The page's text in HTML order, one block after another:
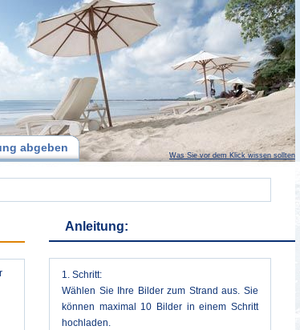
abgeben
Was Sie vor dem Klick wissen sollten
Anleitung:
1. Schritt:
Wählen Sie Ihre Bilder zum Strand aus. Sie
können maximal 10 Bilder in einem Schritt
hochladen.